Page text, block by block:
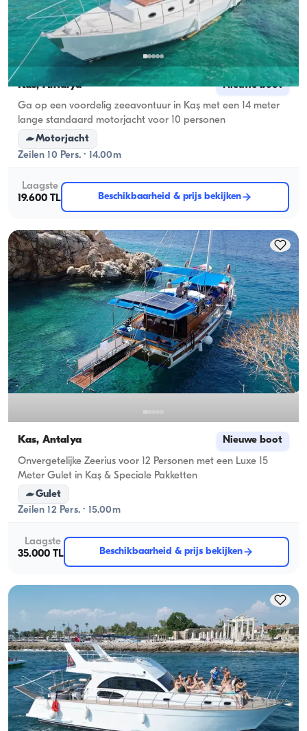
Kas, Antalya Nieuwe boot
Ga op een voordelig zeeavontuur in Kaş met een 14 meter
lange standaard motorjacht voor 10 personen
Motorjacht
Zeilen 10 Pers. · 14.00m
Laagste
19.600 TL
Beschikbaarheid & prijs bekijken
Kas, Antalya Nieuwe boot
Onvergetelijke Zeerius voor 12 Personen met een Luxe 15
Meter Gulet in Kaş & Speciale Pakketten
Gulet
Zeilen 12 Pers. · 15.00m
Laagste
35.000 TL
Beschikbaarheid & prijs bekijken